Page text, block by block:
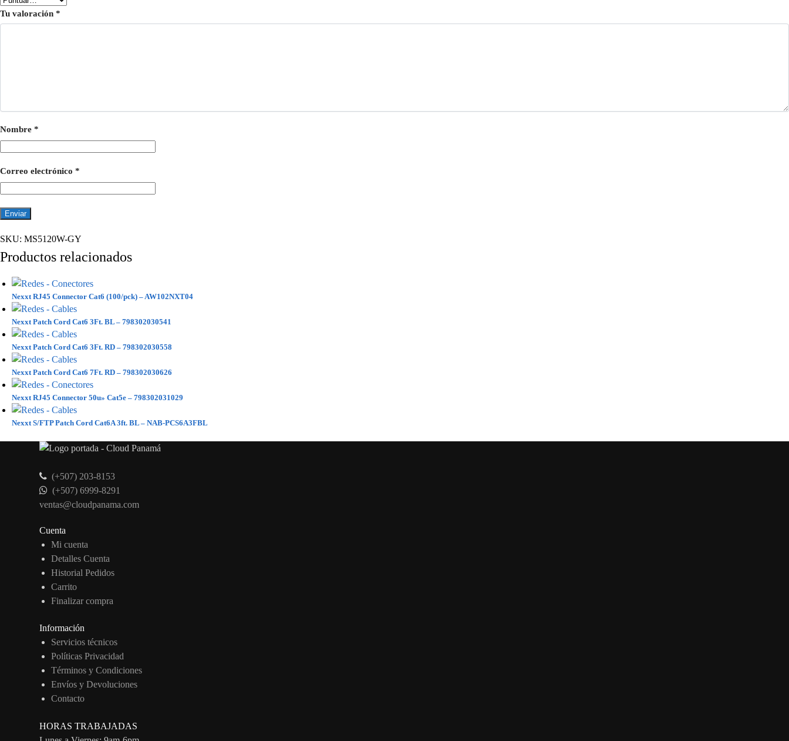
Tu valoración *
Nombre *
Correo electrónico *
SKU: MS5120W-GY
Productos relacionados
Nexxt RJ45 Connector Cat6 (100/pck) – AW102NXT04
Nexxt Patch Cord Cat6 3Ft. BL – 798302030541
Nexxt Patch Cord Cat6 3Ft. RD – 798302030558
Nexxt Patch Cord Cat6 7Ft. RD – 798302030626
Nexxt RJ45 Connector 50u» Cat5e – 798302031029
Nexxt S/FTP Patch Cord Cat6A 3ft. BL – NAB-PCS6A3FBL
(+507) 203-8153
(+507) 6999-8291
ventas@cloudpanama.com
Cuenta
Mi cuenta
Detalles Cuenta
Historial Pedidos
Carrito
Finalizar compra
Información
Servicios técnicos
Políticas Privacidad
Términos y Condiciones
Envíos y Devoluciones
Contacto
HORAS TRABAJADAS